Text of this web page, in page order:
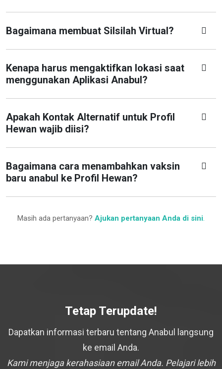
Bagaimana membuat Silsilah Virtual?
Kenapa harus mengaktifkan lokasi saat
menggunakan Aplikasi Anabul?
Apakah Kontak Alternatif untuk Profil
Hewan wajib diisi?
Bagaimana cara menambahkan vaksin
baru anabul ke Profil Hewan?
Masih ada pertanyaan? Ajukan pertanyaan Anda di sini.
Tetap Terupdate!
Dapatkan informasi terbaru tentang Anabul langsung
ke email Anda.
Kami menjaga kerahasiaan email Anda. Pelajari lebih